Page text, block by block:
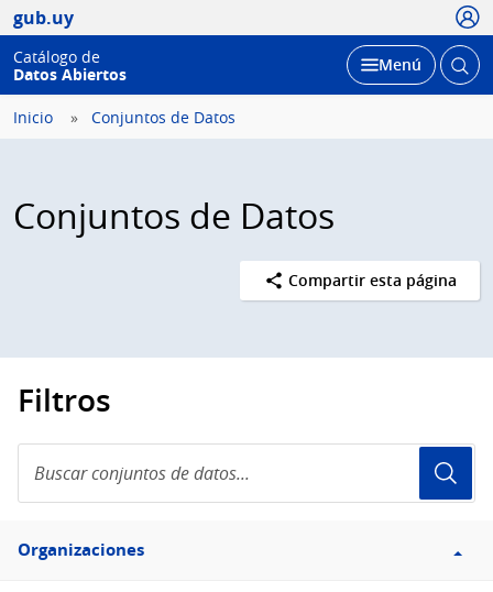
gub.uy
Catálogo de
Datos Abiertos
Desplegar
Menú Abrir
Inicio Conjuntos de Datos
Conjuntos de Datos
Compartir esta página
Filtros
conjuntos
de
Filtro
Organizaciones
Organizaciones